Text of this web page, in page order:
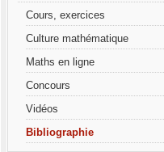
Cours, exercices
Culture mathématique
Maths en ligne
Concours
Vidéos
Bibliographie